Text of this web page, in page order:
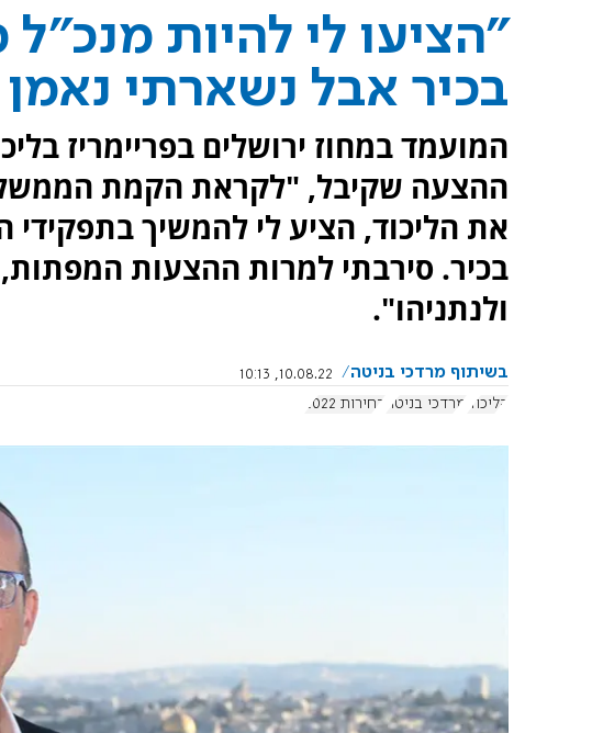
"הציעו לי להיות
בכיר אבל נשארתי נאמן
המועמד במחוז ירושלים בפריימריז
ההצעה שקיבל, "לקראת הקמת
את הליכוד, הציע לי להמשיך
בכיר. סירבתי למרות ההצעות המפתות,
ולנתניהו".
בשיתוף מרדכי בניטה
10.08.22, 10:13
הליכוד מרדכי בניטה בחירות 2022